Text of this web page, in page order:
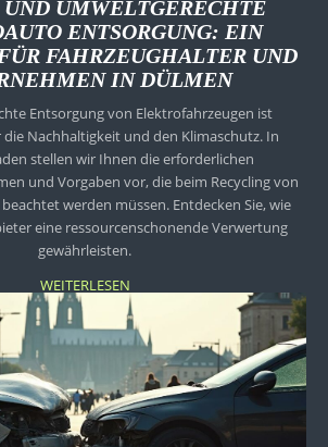
UMWELTGERECHTE
ENTSORGUNG: EIN
FAHRZEUGHALTER UND
IN DÜLMEN
Entsorgung von Elektrofahrzeugen ist
Nachhaltigkeit und den Klimaschutz. In
stellen wir Ihnen die erforderlichen
und Vorgaben vor, die beim Recycling von
werden müssen. Entdecken Sie, wie
eine ressourcenschonende Verwertung
gewährleisten.
WEITERLESEN